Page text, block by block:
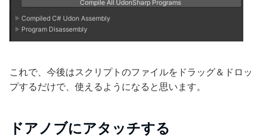
これで、今後はスクリプトのファイルをドラッグ＆ドロッ
プするだけで、使えるようになると思います。
ドアノブにアタッチする